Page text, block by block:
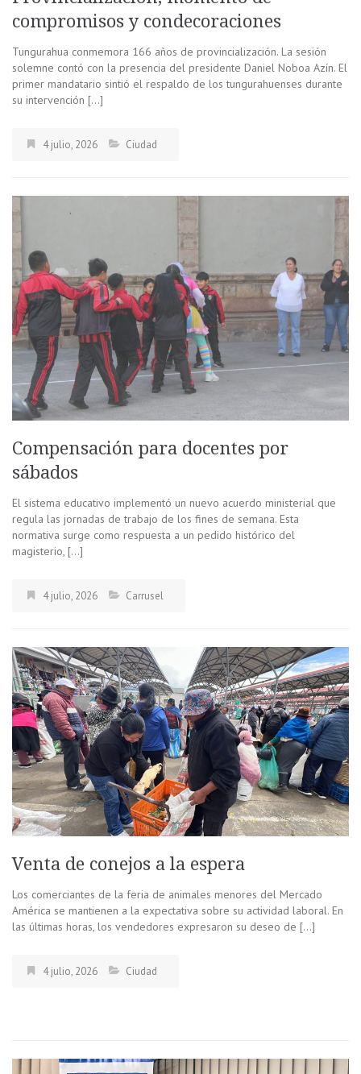
compromisos y condecoraciones
Tungurahua conmemora 166 años de provincialización. La sesión
solemne contó con la presencia del presidente Daniel Noboa Azín. El
primer mandatario sintió el respaldo de los tungurahuenses durante
su intervención […]
4 julio, 2026 Ciudad
Compensación para docentes por
sábados
El sistema educativo implementó un nuevo acuerdo ministerial que
regula las jornadas de trabajo de los fines de semana. Esta
normativa surge como respuesta a un pedido histórico del
magisterio, […]
4 julio, 2026 Carrusel
Venta de conejos a la espera
Los comerciantes de la feria de animales menores del Mercado
América se mantienen a la expectativa sobre su actividad laboral. En
las últimas horas, los vendedores expresaron su deseo de […]
4 julio, 2026 Ciudad